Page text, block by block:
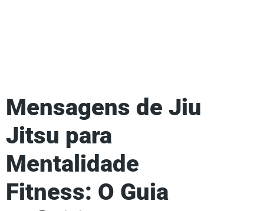
Mensagens de Jiu
Jitsu para
Mentalidade
Fitness: O Guia